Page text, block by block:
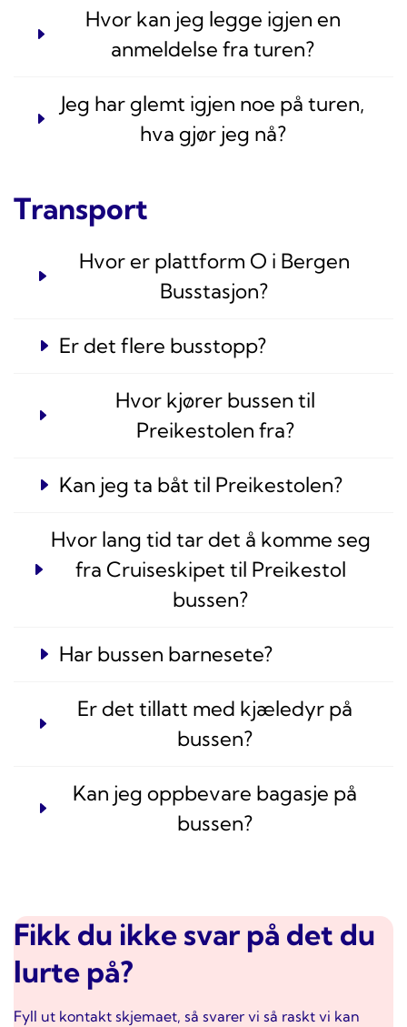
Hvor kan jeg legge igjen en
anmeldelse fra turen?
Jeg har glemt igjen noe på turen,
hva gjør jeg nå?
Transport
Hvor er plattform O i Bergen
Busstasjon?
Er det flere busstopp?
Hvor kjører bussen til
Preikestolen fra?
Kan jeg ta båt til Preikestolen?
Hvor lang tid tar det å komme seg
fra Cruiseskipet til Preikestol
bussen?
Har bussen barnesete?
Er det tillatt med kjæledyr på
bussen?
Kan jeg oppbevare bagasje på
bussen?
Fikk du ikke svar på det du
lurte på?
Fyll ut kontakt skjemaet, så svarer vi så raskt vi kan